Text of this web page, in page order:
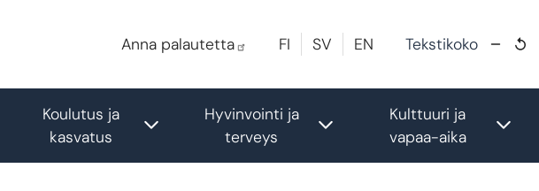
Anna palautetta
FI SV EN Tekstikoko
Toggle submenu
Koulutus ja
kasvatus
Toggle submenu
Hyvinvointi ja
terveys
Toggle submenu
Kulttuuri ja
vapaa-aika